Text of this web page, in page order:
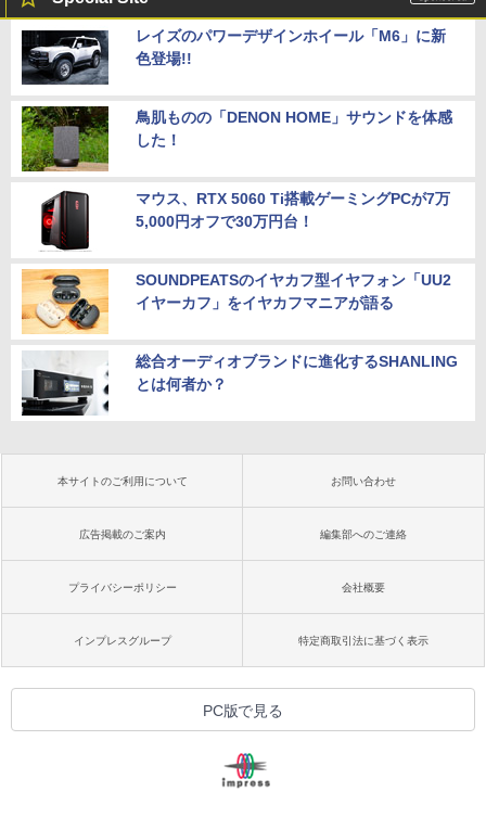
レイズのパワーデザインホイール「M6」に新
色登場!!
鳥肌ものの「DENON HOME」サウンドを体感
した！
マウス、RTX 5060 Ti搭載ゲーミングPCが7万
5,000円オフで30万円台！
SOUNDPEATSのイヤカフ型イヤフォン「UU2
イヤーカフ」をイヤカフマニアが語る
総合オーディオブランドに進化するSHANLING
とは何者か？
本サイトのご利用について お問い合わせ
広告掲載のご案内 編集部へのご連絡
プライバシーポリシー 会社概要
インプレスグループ 特定商取引法に基づく表示
PC版で見る